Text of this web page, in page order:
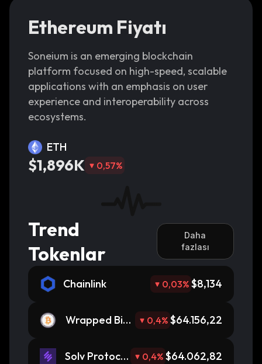
Ethereum Fiyatı
Soneium is an emerging blockchain
platform focused on high-speed, scalable
applications with an emphasis on user
experience and interoperability across
ecosystems.
ETH
$1,896K 0,57%
Trend
Tokenlar
Daha
fazlası
Chainlink 0,03% $8,134
Wrapped Bitc
0,4% $64.156,22
Solv Protocol
0,4% $64.062,82